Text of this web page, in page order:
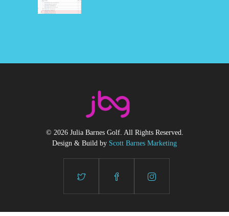
© 2026 Julia Barnes Golf. All Rights Reserved.
Design & Build by Scott Barnes Marketing